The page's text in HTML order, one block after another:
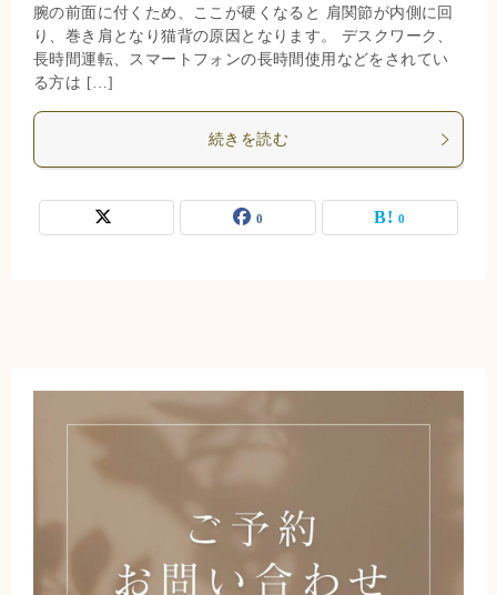
腕の前面に付くため、ここが硬くなると 肩関節が内側に回
り、巻き肩となり猫背の原因となります。 デスクワーク、
長時間運転、スマートフォンの長時間使用などをされてい
る方は […]
続きを読む
0 0